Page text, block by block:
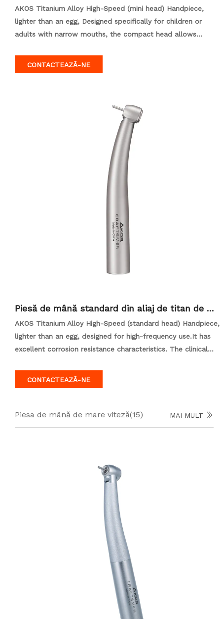
teză Compatibilă cu KAVO-copy
AKOS Titanium Alloy High-Speed (mini head) Handpiece,
lighter than an egg, Designed specifically for children or
adults with narrow mouths, the compact head allows
as fissures and interproximal surfaces, reducing damage to
healthy teeth and enhancing operational precision.
CONTACTEAZĂ-NE
Piesă de mână standard din aliaj de titan de ma
re viteză
AKOS Titanium Alloy High-Speed (standard head) Handpiece,
lighter than an egg, designed for high-frequency use.It has
excellent corrosion resistance characteristics. The clinical
optic quick connectors.
CONTACTEAZĂ-NE
Piesa de mână de mare viteză(15) MAI MULT